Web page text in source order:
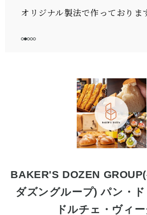
添加物は使用しておりません
BAKER'S DOZEN
ダズングループ) パン・
ドルチェ・ヴィ